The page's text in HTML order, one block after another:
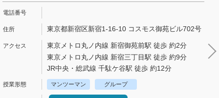
東京都新宿区新宿1-16-10 コスモス御苑ビル702号
東京メトロ丸ノ内線 新宿御苑前駅 徒歩 約2分
東京メトロ丸ノ内線 新宿三丁目駅 徒歩 約9分
JR中央・総武線 千駄ケ谷駅 徒歩 約12分
マンツーマン グループ